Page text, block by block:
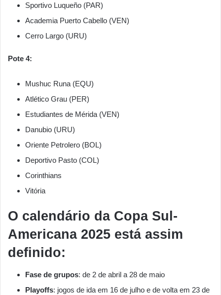
Sportivo Luqueño (PAR)
Academia Puerto Cabello (VEN)
Cerro Largo (URU)
Pote 4:
Mushuc Runa (EQU)
Atlético Grau (PER)
Estudiantes de Mérida (VEN)
Danubio (URU)
Oriente Petrolero (BOL)
Deportivo Pasto (COL)
Corinthians
Vitória
O calendário da Copa Sul-
Americana 2025 está assim
definido:
Fase de grupos: de 2 de abril a 28 de maio
Playoffs: jogos de ida em 16 de julho e de volta em 23 de